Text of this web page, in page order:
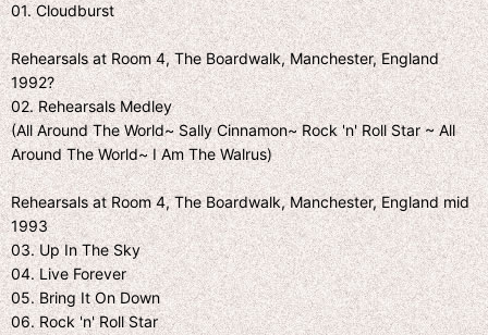
01. Cloudburst
Rehearsals at Room 4, The Boardwalk, Manchester, England
1992?
02. Rehearsals Medley
(All Around The World~ Sally Cinnamon~ Rock 'n' Roll Star ~ All
Around The World~ I Am The Walrus)
Rehearsals at Room 4, The Boardwalk, Manchester, England mid
1993
03. Up In The Sky
04. Live Forever
05. Bring It On Down
06. Rock 'n' Roll Star